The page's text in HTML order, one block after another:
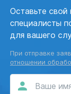
Оставьте
специалисты
для вашего
При отправке
отношении